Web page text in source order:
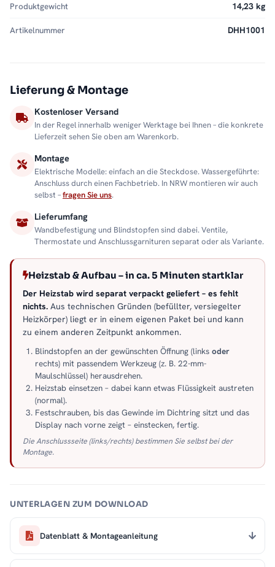
Produktgewicht 14,23 kg
Artikelnummer DHH1001
Lieferung & Montage
Kostenloser Versand
In der Regel innerhalb weniger Werktage bei Ihnen – die konkrete
Lieferzeit sehen Sie oben am Warenkorb.
Montage
Elektrische Modelle: einfach an die Steckdose. Wassergeführte:
Anschluss durch einen Fachbetrieb. In NRW montieren wir auch
selbst –fragen Sie uns.
Lieferumfang
Wandbefestigung und Blindstopfen sind dabei. Ventile,
Thermostate und Anschlussgarnituren separat oder als Variante.
Heizstab & Aufbau – in ca. 5 Minuten startklar
Der Heizstab wird separat verpackt geliefert – es fehlt
nichts. Aus technischen Gründen (befüllter, versiegelter
Heizkörper) liegt er in einem eigenen Paket bei und kann
zu einem anderen Zeitpunkt ankommen.
Blindstopfen an der gewünschten Öffnung (links oder
rechts) mit passendem Werkzeug (z. B. 22-mm-
Maulschlüssel) herausdrehen.
Heizstab einsetzen – dabei kann etwas Flüssigkeit austreten
(normal).
Festschrauben, bis das Gewinde im Dichtring sitzt und das
Display nach vorne zeigt – einstecken, fertig.
Die Anschlussseite (links/rechts) bestimmen Sie selbst bei der
Montage.
UNTERLAGEN ZUM DOWNLOAD
Datenblatt & Montageanleitung